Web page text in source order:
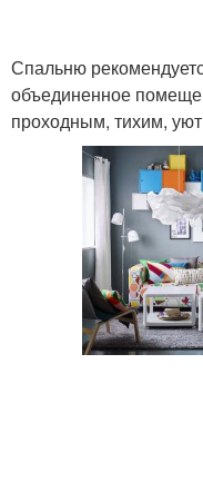
Спальню
объединенное
проходным, тихим,